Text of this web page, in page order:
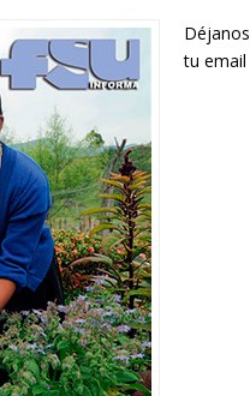
Déjanos
tu email